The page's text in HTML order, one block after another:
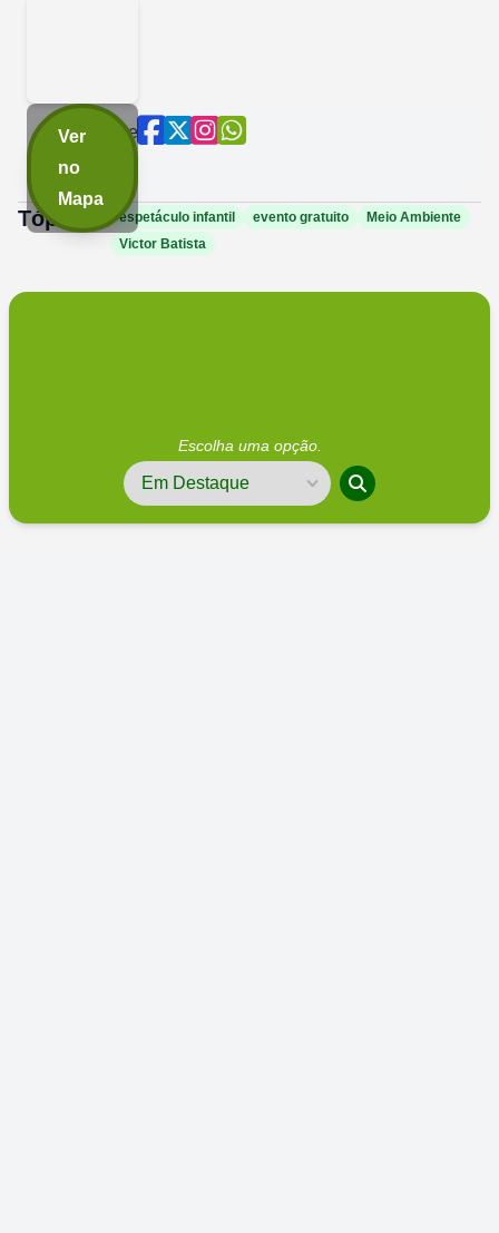
Ver
no
Mapa
Compartilhe
Tópicos: espetáculo infantil evento gratuito
Meio Ambiente
Victor Batista
Escolha uma opção.